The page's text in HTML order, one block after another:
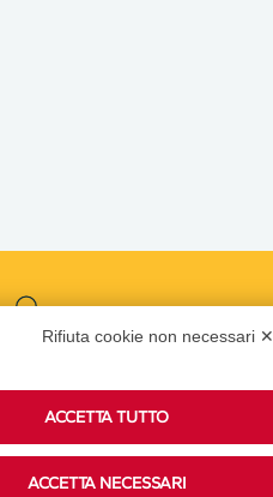
Podcast
su Spreaker.
Rifiuta cookie non necessari ✕
ACCETTA TUTTO
ACCETTA NECESSARI